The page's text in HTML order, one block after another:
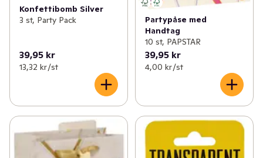
Konfettibomb Silver
3 st, Party Pack
39,95 kr
13,32 kr /st
Partypåse med
Handtag
10 st, PAPSTAR
39,95 kr
4,00 kr /st